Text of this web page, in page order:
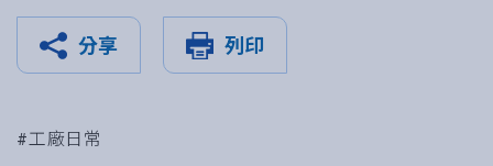
分享 列印
#工廠日常